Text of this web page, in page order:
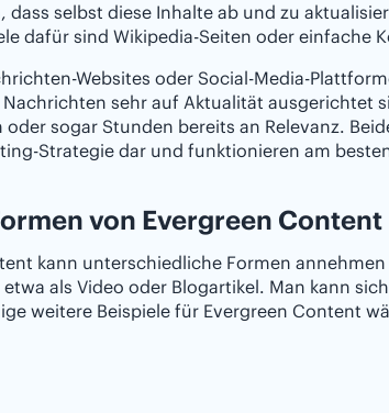
dass selbst diese Inhalte ab und zu
dafür sind Wikipedia-Seiten oder einfache
Websites oder Social-Media-
sehr auf Aktualität ausgerichtet
oder sogar Stunden bereits an Relevanz.
Strategie dar und funktionieren am
von Evergreen Content
kann unterschiedliche Formen
als Video oder Blogartikel. Man kann
weitere Beispiele für Evergreen Content